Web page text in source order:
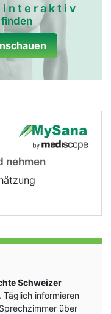
interaktiv
nehmen
Schweizer
. Täglich informieren
über